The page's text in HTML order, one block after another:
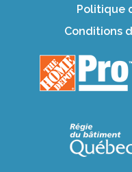
Politique
Conditions